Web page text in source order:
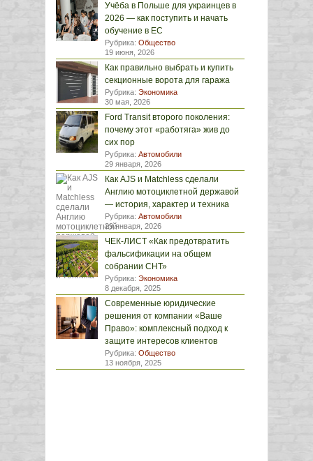
Учёба в Польше для украинцев в
2026 — как поступить и начать
обучение в ЕС
Рубрика: Общество
19 июня, 2026
Как правильно выбрать и купить
секционные ворота для гаража
Рубрика: Экономика
30 мая, 2026
Ford Transit второго поколения:
почему этот «работяга» жив до
сих пор
Рубрика: Автомобили
29 января, 2026
Как AJS и Matchless сделали
Англию мотоциклетной державой
— история, характер и техника
Рубрика: Автомобили
29 января, 2026
ЧЕК-ЛИСТ «Как предотвратить
фальсификации на общем
собрании СНТ»
Рубрика: Экономика
8 декабря, 2025
Современные юридические
решения от компании «Ваше
Право»: комплексный подход к
защите интересов клиентов
Рубрика: Общество
13 ноября, 2025